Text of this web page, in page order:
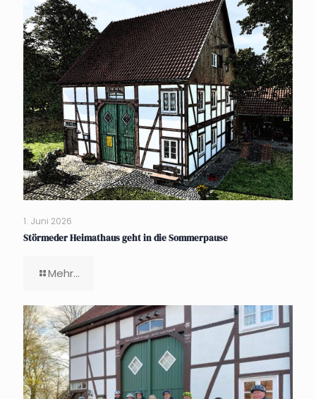
1. Juni 2026
Störmeder Heimathaus geht in die Sommerpause
Mehr...